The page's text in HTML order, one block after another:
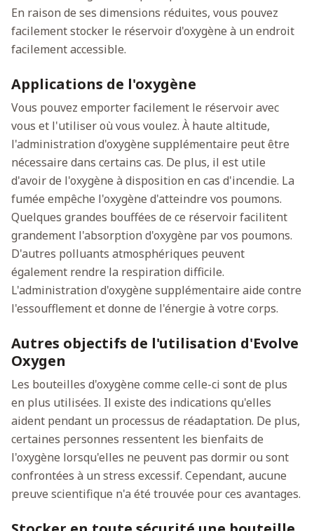
En raison de ses dimensions réduites, vous pouvez
facilement stocker le réservoir d'oxygène à un endroit
facilement accessible.
Applications de l'oxygène
Vous pouvez emporter facilement le réservoir avec
vous et l'utiliser où vous voulez. À haute altitude,
l'administration d'oxygène supplémentaire peut être
nécessaire dans certains cas. De plus, il est utile
d'avoir de l'oxygène à disposition en cas d'incendie. La
fumée empêche l'oxygène d'atteindre vos poumons.
Quelques grandes bouffées de ce réservoir facilitent
grandement l'absorption d'oxygène par vos poumons.
D'autres polluants atmosphériques peuvent
également rendre la respiration difficile.
L'administration d'oxygène supplémentaire aide contre
l'essoufflement et donne de l'énergie à votre corps.
Autres objectifs de l'utilisation d'Evolve
Oxygen
Les bouteilles d'oxygène comme celle-ci sont de plus
en plus utilisées. Il existe des indications qu'elles
aident pendant un processus de réadaptation. De plus,
certaines personnes ressentent les bienfaits de
l'oxygène lorsqu'elles ne peuvent pas dormir ou sont
confrontées à un stress excessif. Cependant, aucune
preuve scientifique n'a été trouvée pour ces avantages.